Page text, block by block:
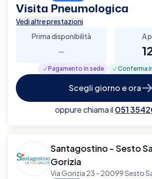
Visita Pneumologica
Vedi altre prestazioni
Prima disponibilità
-
A
Pagamento in sede Conferma
Scegli giorno e ora
oppure chiama il 051
Santagostino - Sesto
Gorizia
Via Gorizia 23 - 20099 Sesto